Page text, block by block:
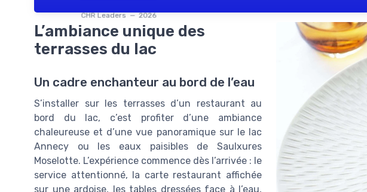
CHR Leaders — 2026
L’ambiance unique des
terrasses du lac
Un cadre enchanteur au bord de l’eau
S’installer sur les terrasses d’un restaurant au
bord du lac, c’est profiter d’une ambiance
chaleureuse et d’une vue panoramique sur le lac
Annecy ou les eaux paisibles de Saulxures
Moselotte. L’expérience commence dès l’arrivée : le
service attentionné, la carte restaurant affichée
sur une ardoise, les tables dressées face à l’eau,